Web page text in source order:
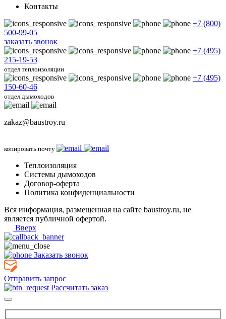
Контакты
+7 (800)
500-99-05
заказать звонок
+7 (495)
215-19-53
отдел теплоизоляции
+7 (495)
150-60-46
отдел дымоходов
zakaz@baustroy.ru
копировать почту
Теплоизоляция
Системы дымоходов
Договор-оферта
Политика конфиденциальности
Вся информация, размещенная на сайте baustroy.ru, не
является публичной офертой.
Вверх
Заказать звонок
Отправить запрос
Рассчитать заказ